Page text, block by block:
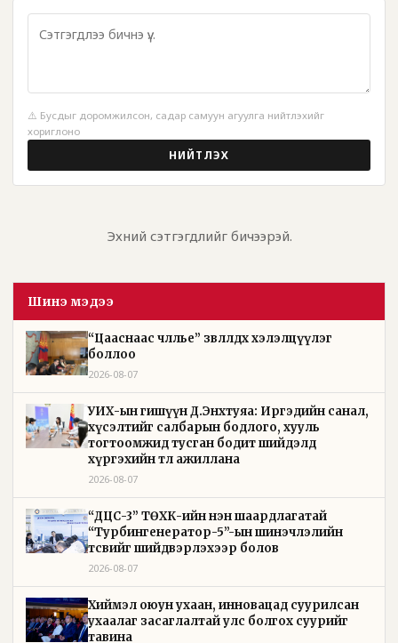
⚠️ Бусдыг доромжилсон, садар самуун агуулга нийтлэхийг
хориглоно
НИЙТЛЭХ
Эхний сэтгэгдлийг бичээрэй.
Шинэ мэдээ
“Цааснаас чөлөөлье” зөвлөлдөх хэлэлцүүлэг
боллоо
2026-08-07
УИХ-ын гишүүн Д.Энхтуяа: Иргэдийн санал,
хүсэлтийг салбарын бодлого, хууль
тогтоомжид тусган бодит шийдэлд
хүргэхийн төлөө ажиллана
2026-08-07
“ДЦС-3” ТӨХК-ийн нэн шаардлагатай
“Турбингенератор-5”-ын шинэчлэлийн
төсвийг шийдвэрлэхээр болов
2026-08-07
Хиймэл оюун ухаан, инновацад суурилсан
ухаалаг засаглалтай улс болгох суурийг
тавина